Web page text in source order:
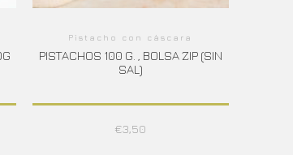
Pistacho con cáscara
PISTACHOS 100 G. , BOLSA ZIP (SIN
SAL)
€3,50